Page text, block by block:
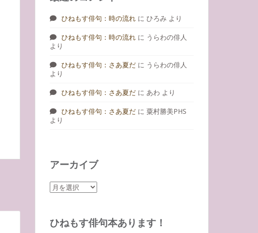
ひねもす俳句：時の流れ に ひろみ より
ひねもす俳句：時の流れ に うらわの俳人
より
ひねもす俳句：さあ夏だ に うらわの俳人
より
ひねもす俳句：さあ夏だ に あわ より
ひねもす俳句：さあ夏だ に 粟村勝美PHS
より
アーカイブ
ア
イ
ひねもす俳句本あります！